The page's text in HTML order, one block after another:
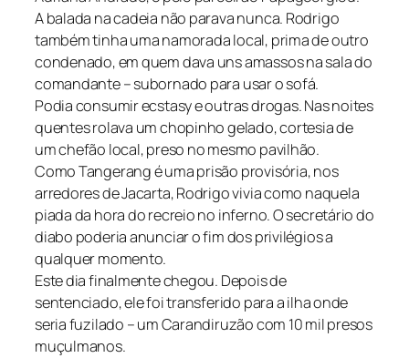
A balada na cadeia não parava nunca. Rodrigo
também tinha uma namorada local, prima de outro
condenado, em quem dava uns amassos na sala do
comandante – subornado para usar o sofá.
Podia consumir ecstasy e outras drogas. Nas noites
quentes rolava um chopinho gelado, cortesia de
um chefão local, preso no mesmo pavilhão.
Como Tangerang é uma prisão provisória, nos
arredores de Jacarta, Rodrigo vivia como naquela
piada da hora do recreio no inferno. O secretário do
diabo poderia anunciar o fim dos privilégios a
qualquer momento.
Este dia finalmente chegou. Depois de
sentenciado, ele foi transferido para a ilha onde
seria fuzilado – um Carandiruzão com 10 mil presos
muçulmanos.